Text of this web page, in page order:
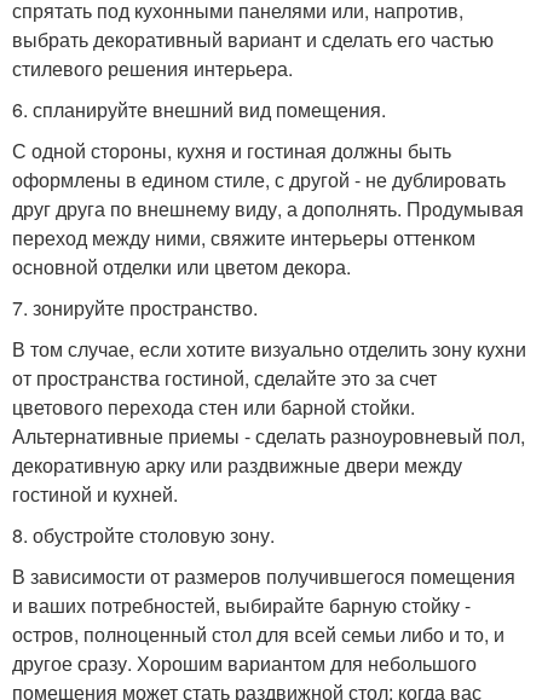
спрятать под кухонными панелями или, напротив,
выбрать декоративный вариант и сделать его частью
стилевого решения интерьера.
6. спланируйте внешний вид помещения.
С одной стороны, кухня и гостиная должны быть
оформлены в едином стиле, с другой - не дублировать
друг друга по внешнему виду, а дополнять. Продумывая
переход между ними, свяжите интерьеры оттенком
основной отделки или цветом декора.
7. зонируйте пространство.
В том случае, если хотите визуально отделить зону кухни
от пространства гостиной, сделайте это за счет
цветового перехода стен или барной стойки.
Альтернативные приемы - сделать разноуровневый пол,
декоративную арку или раздвижные двери между
гостиной и кухней.
8. обустройте столовую зону.
В зависимости от размеров получившегося помещения
и ваших потребностей, выбирайте барную стойку -
остров, полноценный стол для всей семьи либо и то, и
другое сразу. Хорошим вариантом для небольшого
помещения может стать раздвижной стол: когда вас